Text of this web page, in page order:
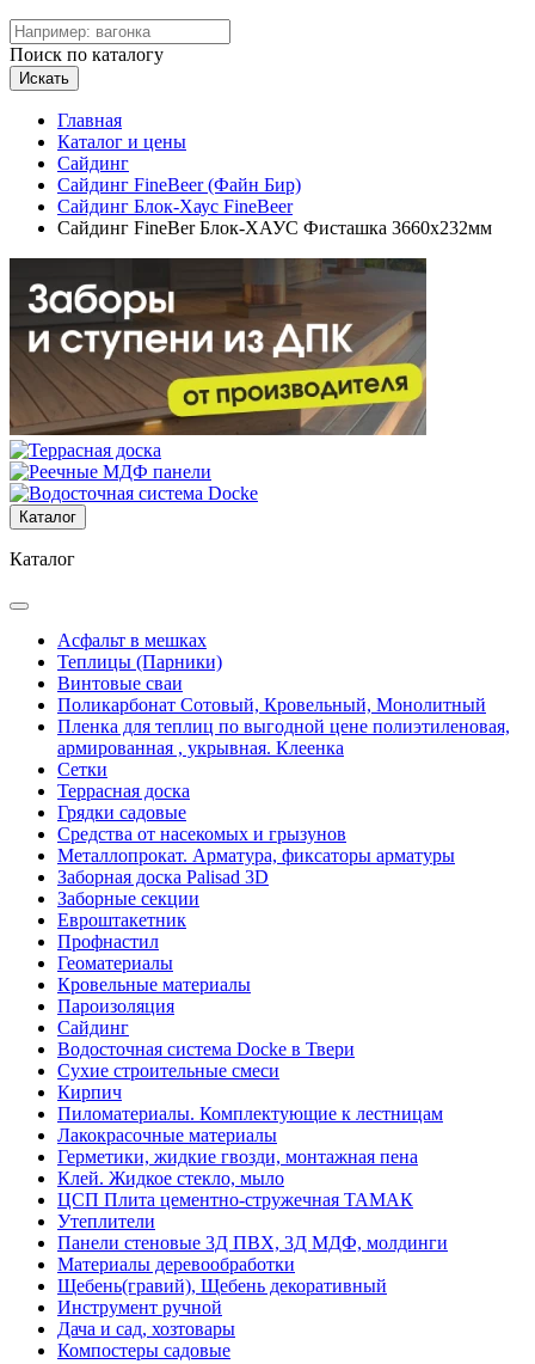
Поиск по каталогу
Искать
Главная
Каталог и цены
Сайдинг
Сайдинг FineBeer (Файн Бир)
Сайдинг Блок-Хаус FineBeer
Сайдинг FineBer Блок-ХАУС Фисташка 3660х232мм
Каталог
Каталог
Асфальт в мешках
Теплицы (Парники)
Винтовые сваи
Поликарбонат Сотовый, Кровельный, Монолитный
Пленка для теплиц по выгодной цене полиэтиленовая,
армированная , укрывная. Клеенка
Сетки
Террасная доска
Грядки садовые
Средства от насекомых и грызунов
Металлопрокат. Арматура, фиксаторы арматуры
Заборная доска Palisad 3D
Заборные секции
Евроштакетник
Профнастил
Геоматериалы
Кровельные материалы
Пароизоляция
Сайдинг
Водосточная система Docke в Твери
Сухие строительные смеси
Кирпич
Пиломатериалы. Комплектующие к лестницам
Лакокрасочные материалы
Герметики, жидкие гвозди, монтажная пена
Клей. Жидкое стекло, мыло
ЦСП Плита цементно-стружечная ТАМАК
Утеплители
Панели стеновые 3Д ПВХ, 3Д МДФ, молдинги
Материалы деревообработки
Щебень(гравий), Щебень декоративный
Инструмент ручной
Дача и сад, хозтовары
Компостеры садовые